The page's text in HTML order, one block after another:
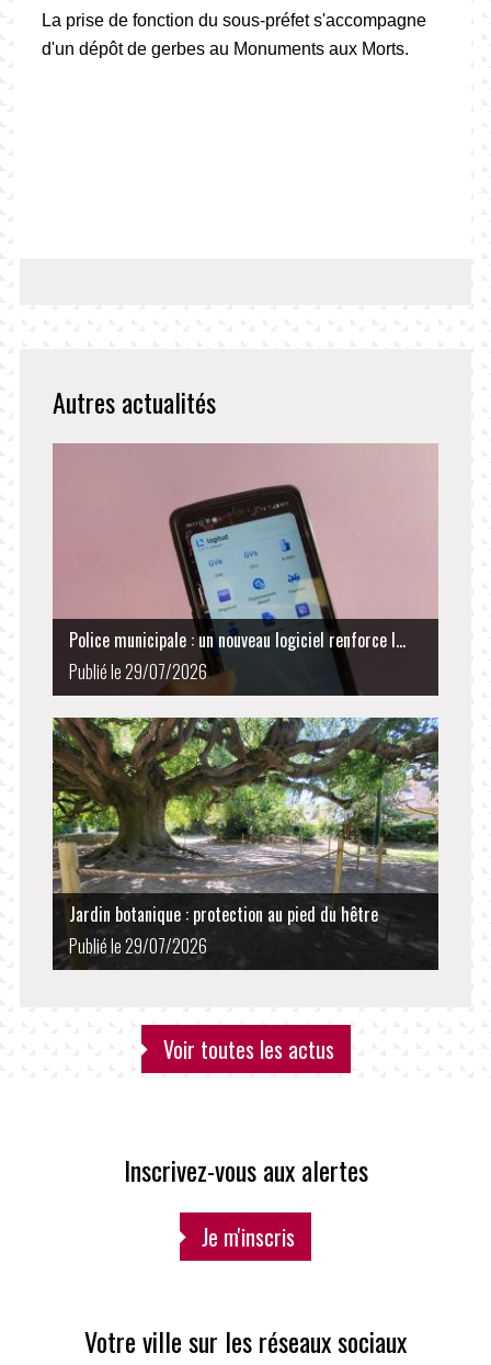
La prise de fonction du sous-préfet s'accompagne
d'un dépôt de gerbes au Monuments aux Morts.
Autres actualités
Police municipale : un nouveau logiciel renforce l...
Publié le 29/07/2026
Jardin botanique : protection au pied du hêtre
Publié le 29/07/2026
Voir toutes les actus
Inscrivez-vous aux alertes
Je m'inscris
Votre ville sur les réseaux sociaux